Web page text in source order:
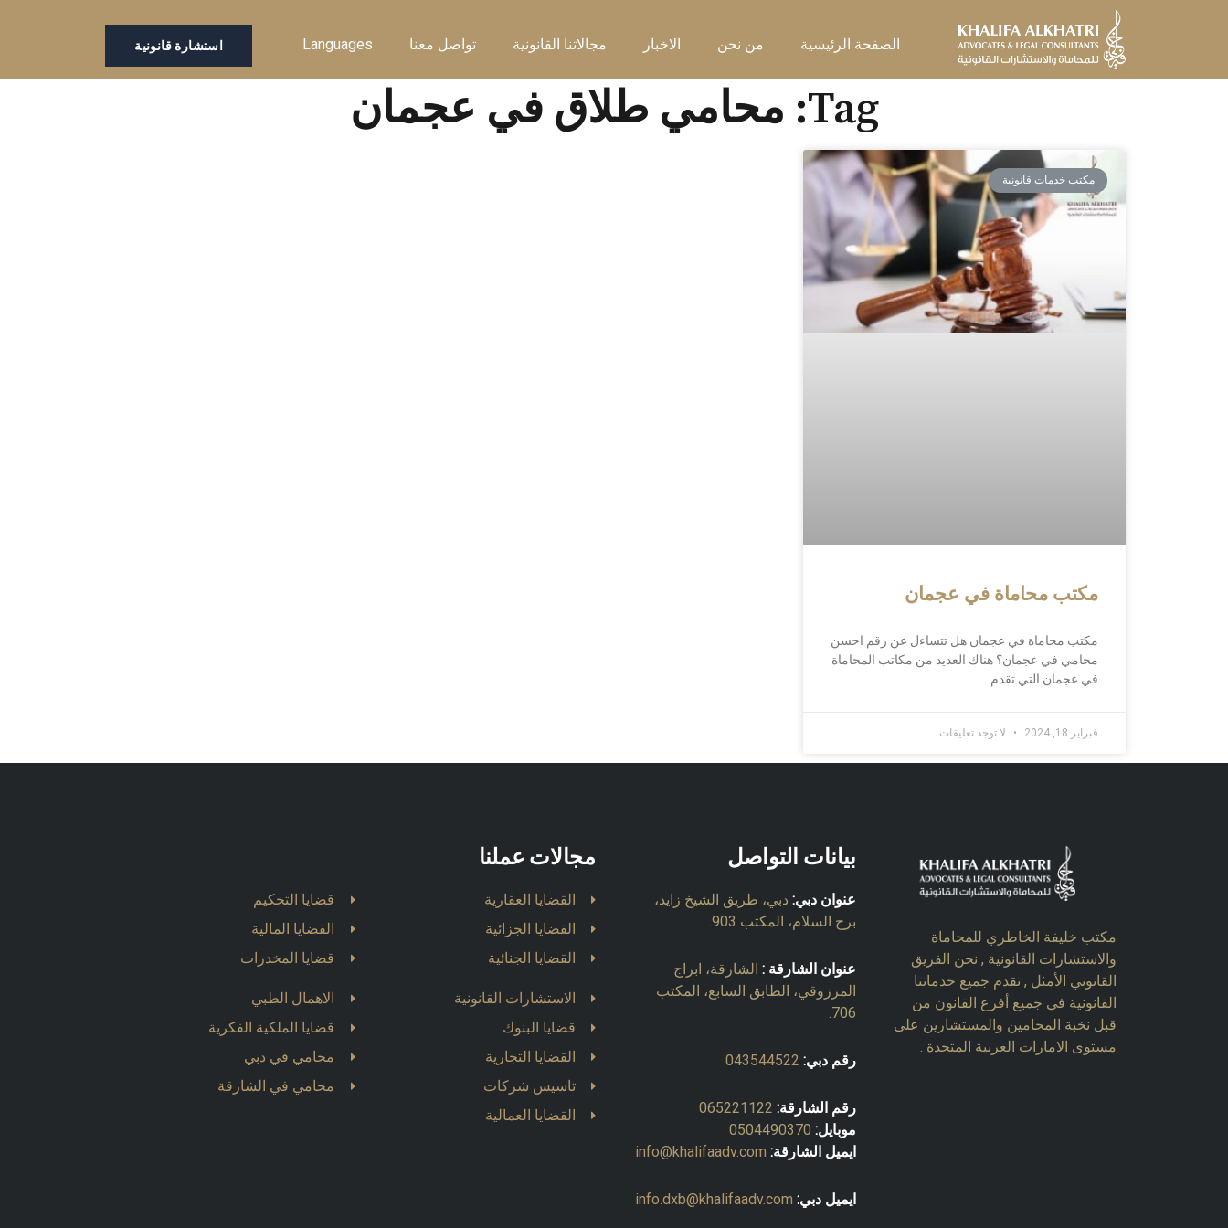
الصفحة الرئيسية من نحن الاخبار مجالاتنا القانونية تواصل معنا Languages استشارة قانونية
Tag: محامي طلاق في عجمان
مكتب خدمات قانونية
مكتب محاماة في عجمان
مكتب محاماة في عجمان هل تتساءل عن رقم احسن
محامي في عجمان؟ هناك العديد من مكاتب المحاماة
في عجمان التي تقدم
فبراير 18, 2024 لا توجد تعليقات
مكتب خليفة الخاطري للمحاماة
والاستشارات القانونية , نحن الفريق
القانوني الأمثل , نقدم جميع خدماتنا
القانونية في جميع أفرع القانون من
قبل نخبة المحامين والمستشارين على
مستوى الامارات العربية المتحدة .
بيانات التواصل
عنوان دبي: دبي، طريق الشيخ زايد،
برج السلام، المكتب 903.
عنوان الشارقة : الشارقة، ابراج
المرزوقي، الطابق السابع، المكتب
706.
رقم دبي: 043544522
رقم الشارقة: 065221122
موبايل: 0504490370
ايميل الشارقة: info@khalifaadv.com
ايميل دبي: info.dxb@khalifaadv.com
مجالات عملنا
القضايا العقارية
القضايا الجزائية
القضايا الجنائية
الاستشارات القانونية
قضايا البنوك
القضايا التجارية
تاسيس شركات
القضايا العمالية
قضايا التحكيم
القضايا المالية
قضايا المخدرات
الاهمال الطبي
قضايا الملكية الفكرية
محامي في دبي
محامي في الشارقة